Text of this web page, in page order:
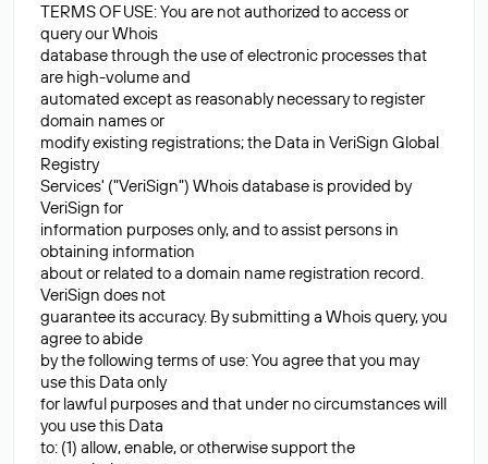
TERMS OF USE: You are not authorized to access or
query our Whois
database through the use of electronic processes that
are high-volume and
automated except as reasonably necessary to register
domain names or
modify existing registrations; the Data in VeriSign Global
Registry
Services' ("VeriSign") Whois database is provided by
VeriSign for
information purposes only, and to assist persons in
obtaining information
about or related to a domain name registration record.
VeriSign does not
guarantee its accuracy. By submitting a Whois query, you
agree to abide
by the following terms of use: You agree that you may
use this Data only
for lawful purposes and that under no circumstances will
you use this Data
to: (1) allow, enable, or otherwise support the